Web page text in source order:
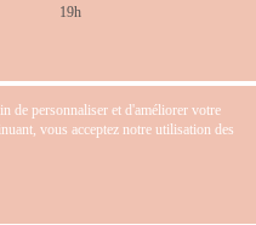
19h
de personnaliser et d'améliorer votre
vous acceptez notre utilisation des